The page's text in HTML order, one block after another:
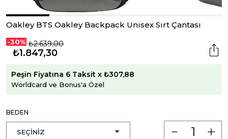
Oakley BTS Oakley Backpack Unisex Sırt Çantası
-30% ₺2.639,00
₺1.847,30
Peşin Fiyatına 6 Taksit x ₺307,88
Worldcard ve Bonus'a Özel
BEDEN